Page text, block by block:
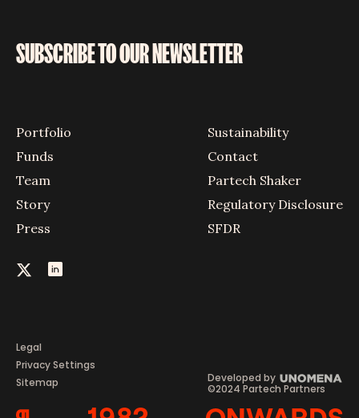
SUBSCRIBE TO OUR NEWSLETTER
Portfolio
Funds
Team
Story
Press
Sustainability
Contact
Partech Shaker
Regulatory Disclosure
SFDR
Legal
Privacy Settings
Sitemap
©2024 Partech Partners
Developed by